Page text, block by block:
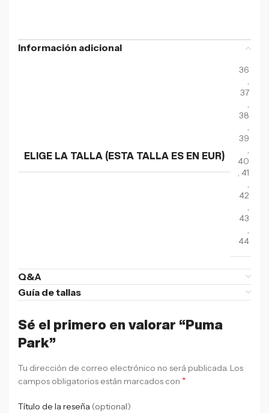
Información adicional
ELIGE LA TALLA (ESTA TALLA ES EN EUR)
36
,
37
,
38
,
39
,
40
, 41
,
42
,
43
,
44
Q&A
Guía de tallas
Sé el primero en valorar “Puma
Park”
Tu dirección de correo electrónico no será publicada. Los
campos obligatorios están marcados con *
Título de la reseña (optional)